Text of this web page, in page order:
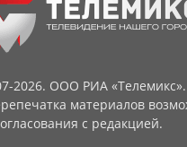
2026. ООО РИА
материалов
с редакцией.